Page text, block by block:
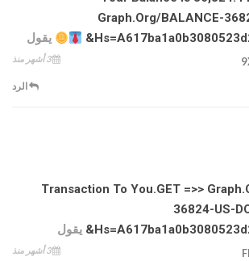
Graph.org/BALANCE-
يقول
3 أشهر منذ
الرد
🖨 Transaction To You.GET =>>
36824-US-
يقول
3 أشهر منذ